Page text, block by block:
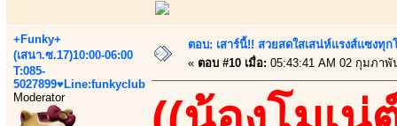
+Funky+
(เสนา.ซ.17)10:00-06:00
T:085-
5027899♥Line:funkyclub
Moderator
ตอบ: เสาร์นี้!! สวยสดใสเสน่ห์แรงส์แซงทุ
« ตอบ #10 เมื่อ: 05:43:41 AM 02 กุมภาพั